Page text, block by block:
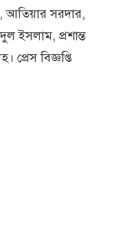
আতিয়ার সরদার,
প্রশান্ত
প্রেস বিজ্ঞপ্তি